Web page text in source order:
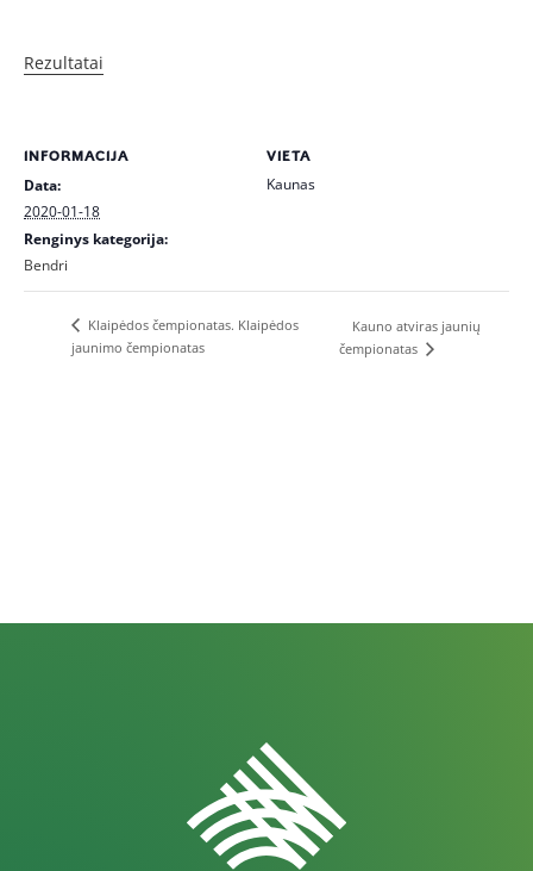
Rezultatai
INFORMACIJA
Data:
2020-01-18
Renginys kategorija:
Bendri
VIETA
Kaunas
Klaipėdos čempionatas. Klaipėdos
jaunimo čempionatas
Kauno atviras jaunių
čempionatas